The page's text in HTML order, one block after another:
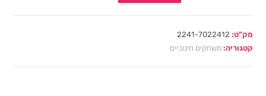
מק"ט: 2241-7022412
קטגוריה: משחקים חינוכיים